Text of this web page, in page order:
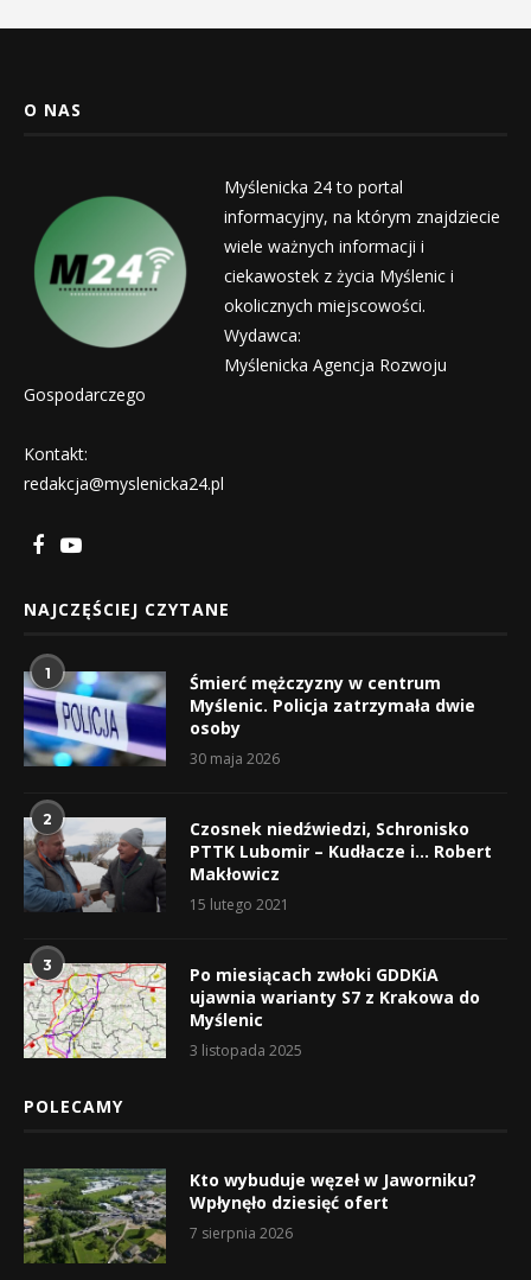
O NAS
Myślenicka 24 to portal
informacyjny, na którym znajdziecie
wiele ważnych informacji i
ciekawostek z życia Myślenic i
okolicznych miejscowości.
Wydawca:
Myślenicka Agencja Rozwoju
Gospodarczego
Kontakt:
redakcja@myslenicka24.pl
NAJCZĘŚCIEJ CZYTANE
1
Śmierć mężczyzny w centrum
Myślenic. Policja zatrzymała dwie
osoby
30 maja 2026
2
Czosnek niedźwiedzi, Schronisko
PTTK Lubomir – Kudłacze i… Robert
Makłowicz
15 lutego 2021
3
Po miesiącach zwłoki GDDKiA
ujawnia warianty S7 z Krakowa do
Myślenic
3 listopada 2025
POLECAMY
Kto wybuduje węzeł w Jaworniku?
Wpłynęło dziesięć ofert
7 sierpnia 2026